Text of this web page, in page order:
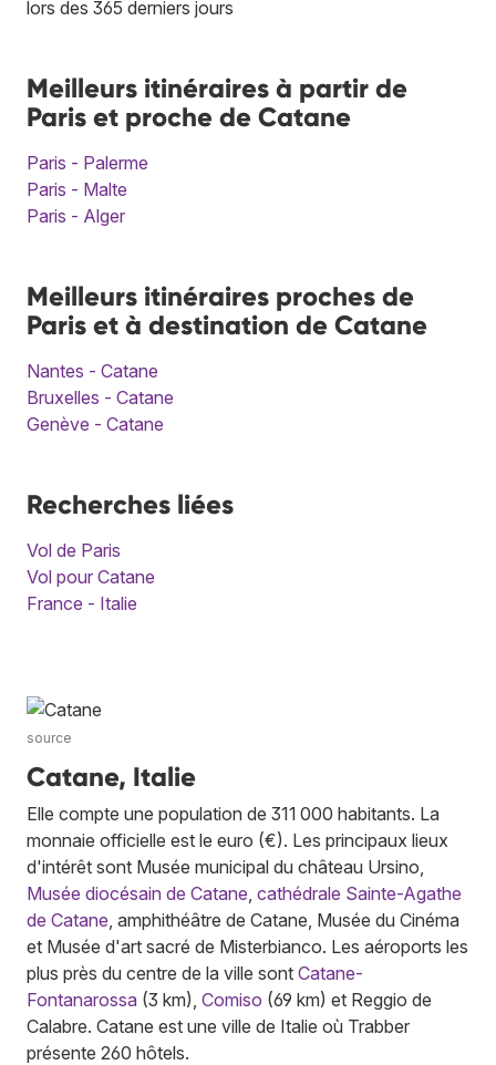
lors des 365 derniers jours
Meilleurs itinéraires à partir de
Paris et proche de Catane
Paris - Palerme
Paris - Malte
Paris - Alger
Meilleurs itinéraires proches de
Paris et à destination de Catane
Nantes - Catane
Bruxelles - Catane
Genève - Catane
Recherches liées
Vol de Paris
Vol pour Catane
France - Italie
source
Catane, Italie
Elle compte une population de 311 000 habitants. La
monnaie officielle est le euro (€). Les principaux lieux
d'intérêt sont Musée municipal du château Ursino,
Musée diocésain de Catane cathédrale Sainte-Agathe
de Catane , amphithéâtre de Catane, Musée du Cinéma
et Musée d'art sacré de Misterbianco. Les aéroports les
plus près du centre de la ville sont Catane-
Fontanarossa (3 km), Comiso (69 km) et Reggio de
Calabre. Catane est une ville de Italie où Trabber
présente 260 hôtels.